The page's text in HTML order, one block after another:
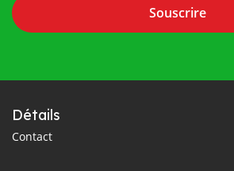
Souscrire
Détails
Contact